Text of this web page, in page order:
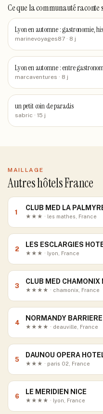
Ce que la communauté raconte
Lyon en automne : gastronomie,
marinevoyages87 · 8 j
Lyon en automne : entre
marcaventures · 8 j
un petit coin de paradis
sabric · 15 j
MAILLAGE
Autres hôtels France
1
CLUB MED LA
★★★ · les mathes, France
2
LES ESCLARGIES
★★★ · lyon, France
3
CLUB MED
★★★★ · chamonix, France
4
NORMANDY BARRIERE
★★★★ · deauville, France
5
DAUNOU OPERA
★★★ · paris 02, France
6
LE MERIDIEN NICE
★★★★ · lyon, France